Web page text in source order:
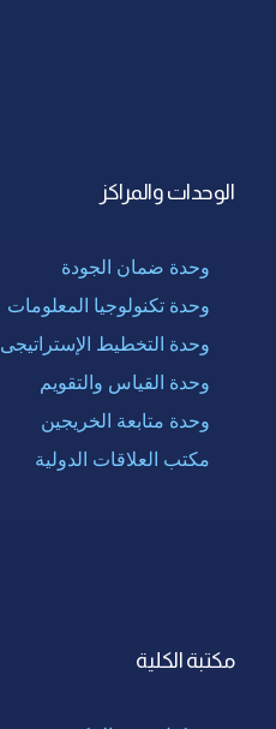
الوحدات والمراكز
وحدة ضمان الجودة
وحدة تكنولوجيا المعلومات
وحدة التخطيط الإستراتيجى
وحدة القياس والتقويم
وحدة متابعة الخريجين
مكتب العلاقات الدولية
مكتبة الكلية